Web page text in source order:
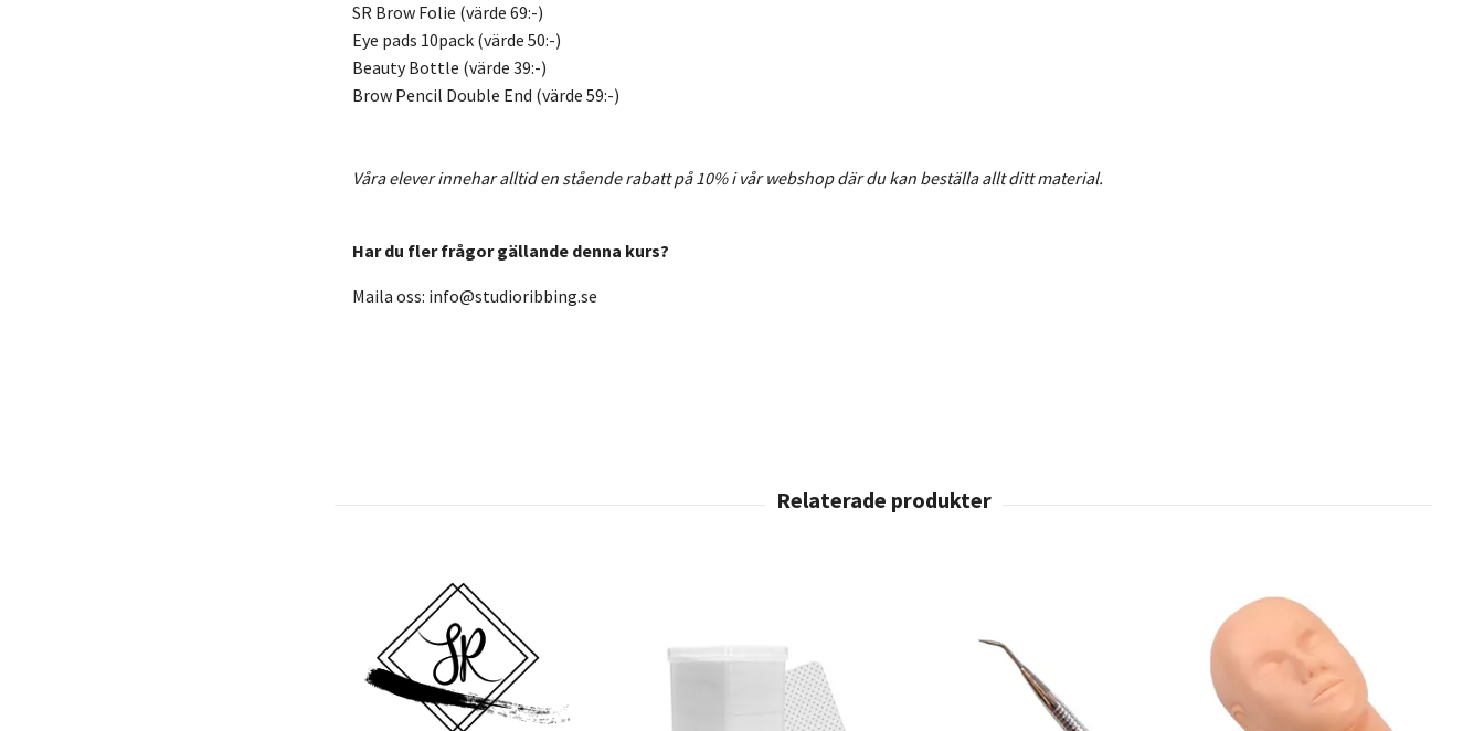
SR Brow Folie (värde 69:-)
Eye pads 10pack (värde 50:-)
Beauty Bottle (värde 39:-)
Brow Pencil Double End (värde 59:-)
Våra elever innehar alltid en stående rabatt på 10% i vår webshop där du kan beställa allt ditt material.
Har du fler frågor gällande denna kurs?
Maila oss: info@studioribbing.se